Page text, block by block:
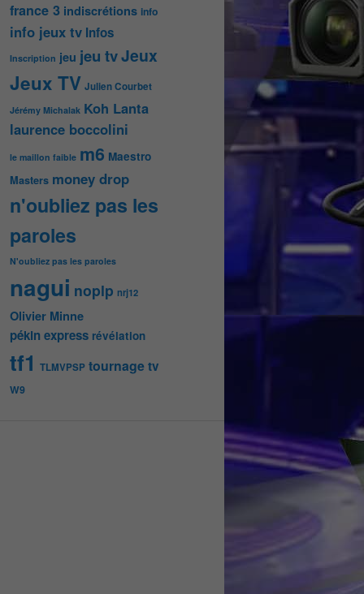
france 3 indiscrétions info
info jeux tv Infos
Inscription jeu jeu tvJeux
Jeux TV Julien Courbet
Jérémy Michalak Koh Lanta
laurence boccolini
le maillon faible m6 Maestro
Masters money drop
n'oubliez pas les
paroles
N'oubliez pas les paroles
nagui noplp nrj12
Olivier Minne
pékin express révélation
tf1 TLMVPSP tournagetv
W9